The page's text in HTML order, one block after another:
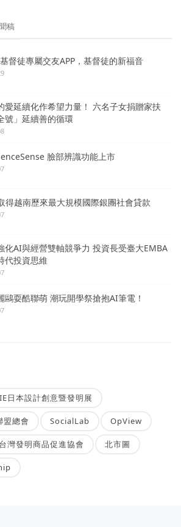
稿
督徒專屬交友APP，基督徒的新福音
愛延續化作希望力量！ 六名子女捐贈家扶
號」延續善的循環
臉部辨識功能上市
得越南歷來最大規模國際銀團社會貸款
化AI與經營雙軸競爭力 投資長受臺大EMBA
代投資思維
鷗耍酷聯萌 潮玩開學祭搶抱AI筆電！
日本設計創意暨發明展
盟總會 SocialLab OpView
台灣發明商品促進協會 北市圖